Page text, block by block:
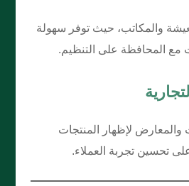
والمكاتب، حيث توفر سهولة
مع المحافظة على التنظيم.
لإظهار المنتجات
تحسين تجربة العملاء.